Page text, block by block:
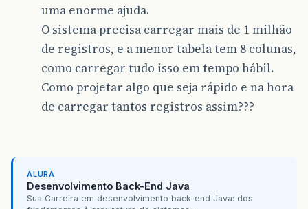
uma enorme ajuda.
O sistema precisa carregar mais de 1 milhão
de registros, e a menor tabela tem 8 colunas,
como carregar tudo isso em tempo hábil.
Como projetar algo que seja rápido e na hora
de carregar tantos registros assim???
ALURA
Desenvolvimento Back-End Java
Sua Carreira em desenvolvimento back-end Java: dos